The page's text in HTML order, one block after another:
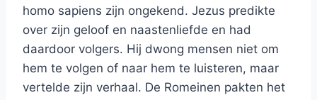
homo sapiens zijn ongekend. Jezus predikte
over zijn geloof en naastenliefde en had
daardoor volgers. Hij dwong mensen niet om
hem te volgen of naar hem te luisteren, maar
vertelde zijn verhaal. De Romeinen pakten het